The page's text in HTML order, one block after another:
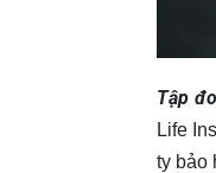
Tập
Life
ty bảo